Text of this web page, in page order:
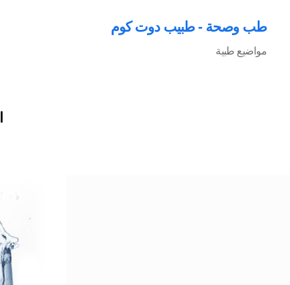
طب وصحة - طبيب دوت كوم
مواضيع طبية